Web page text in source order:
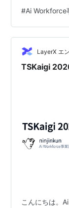
年分のAIニュ
した。 最大6
4,552個の
ない「長期記
った規模でシ
#Ai Workforce
LayerX エ
TSKaigi
こんにちは。